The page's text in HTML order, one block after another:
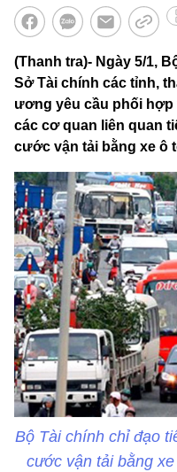
(Thanh tra)- Ngày 5/1,
Sở Tài chính các tỉnh,
ương yêu cầu phối hợp
các cơ quan liên quan
cước vận tải bằng xe ô
Bộ Tài chính chỉ đạo
cước vận tải bằng